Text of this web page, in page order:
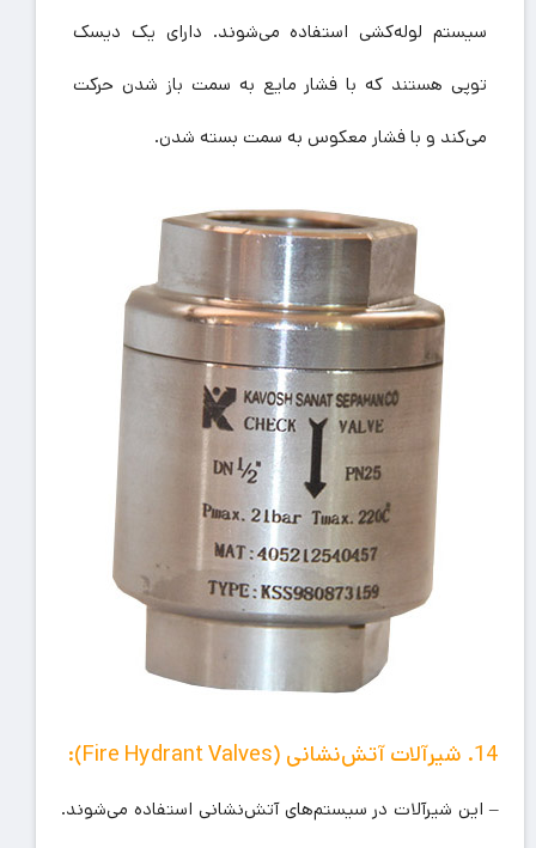
سیستم لوله‌کشی استفاده می‌شوند. دارای یک دیسک
توپی هستند که با فشار مایع به سمت باز شدن حرکت
می‌کند و با فشار معکوس به سمت بسته شدن.
14. شیرآلات آتش‌نشانی (Fire Hydrant Valves):
– این شیرآلات در سیستم‌های آتش‌نشانی استفاده می‌شوند.